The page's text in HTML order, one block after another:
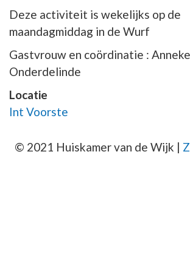
Deze activiteit is wekelijks op de
maandagmiddag in de Wurf
Gastvrouw en coördinatie : Anneke
Onderdelinde
Locatie
Int Voorste
© 2021 Huiskamer van de Wijk |